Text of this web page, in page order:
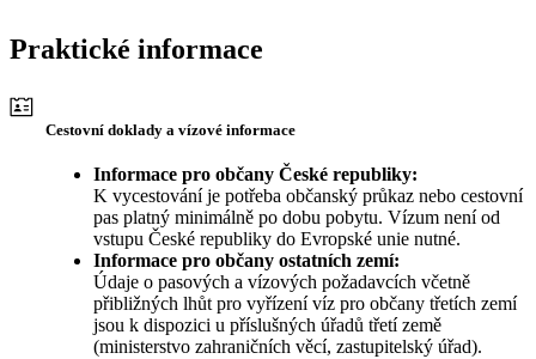
Praktické informace
Cestovní doklady a vízové informace
Informace pro občany České republiky:
K vycestování je potřeba občanský průkaz nebo cestovní
pas platný minimálně po dobu pobytu. Vízum není od
vstupu České republiky do Evropské unie nutné.
Informace pro občany ostatních zemí:
Údaje o pasových a vízových požadavcích včetně
přibližných lhůt pro vyřízení víz pro občany třetích zemí
jsou k dispozici u příslušných úřadů třetí země
(ministerstvo zahraničních věcí, zastupitelský úřad).